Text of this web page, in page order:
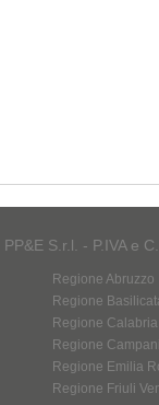
S.r.l. - P.IVA e
Regione Abruzzo
Regione
Regione Calabria
Regione
Regione Emilia
Regione Friuli